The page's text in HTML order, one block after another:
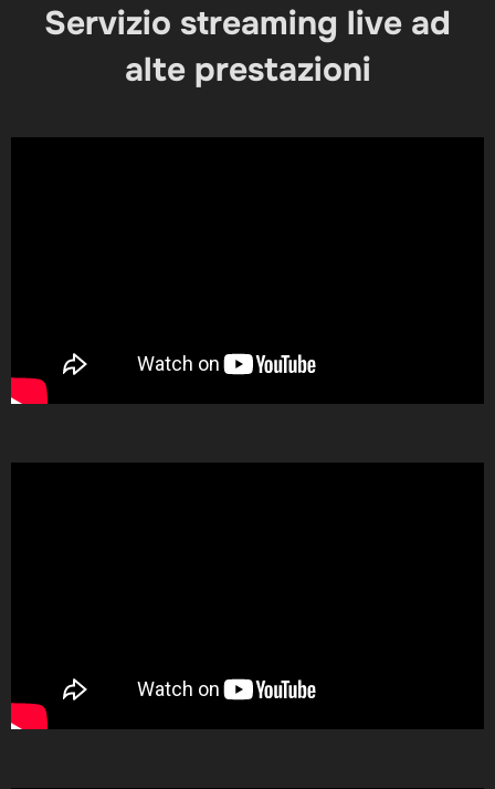
Servizio streaming live ad
alte prestazioni